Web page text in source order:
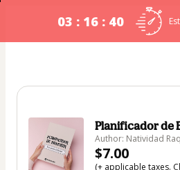
03 : 16 : 40
Planificador de
Author: Natividad
$7.00
(+ applicable taxes.